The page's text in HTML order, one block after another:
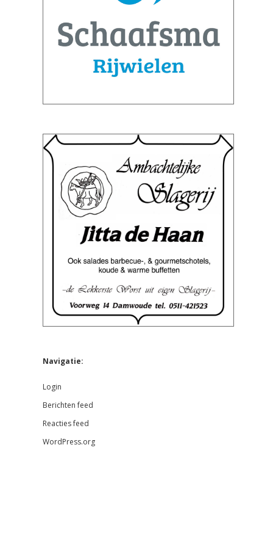
Navigatie:
Login
Berichten feed
Reacties feed
WordPress.org